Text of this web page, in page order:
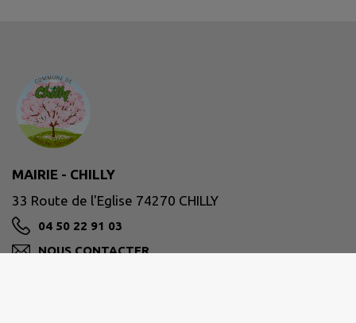
MAIRIE - CHILLY
33 Route de l'Eglise 74270 CHILLY
04 50 22 91 03
NOUS CONTACTER